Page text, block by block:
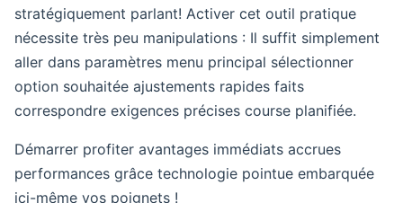
stratégiquement parlant! Activer cet outil pratique
nécessite très peu manipulations : Il suffit simplement
aller dans paramètres menu principal sélectionner
option souhaitée ajustements rapides faits
correspondre exigences précises course planifiée.
Démarrer profiter avantages immédiats accrues
performances grâce technologie pointue embarquée
ici-même vos poignets !